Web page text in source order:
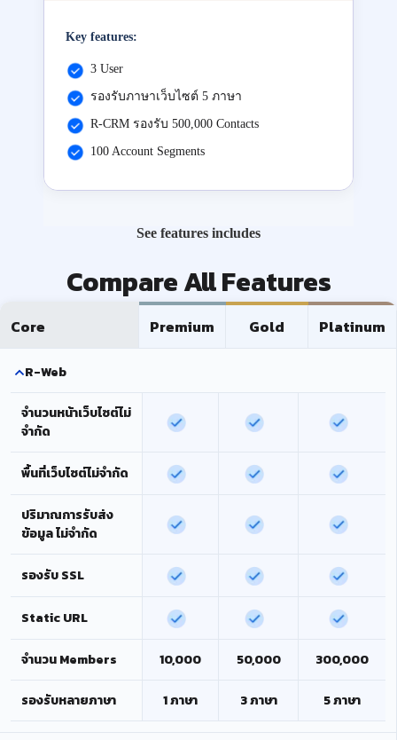
Key features:
3 User
รองรับภาษาเว็บไซต์ 5 ภาษา
R-CRM รองรับ 500,000 Contacts
100 Account Segments
See features includes
Compare All Features
Core Premium Gold Platinum
R-Web
จำนวนหน้าเว็บไซต์ไม่
จำกัด
พื้นที่เว็บไซต์ไม่จำกัด
ปริมาณการรับส่ง
ข้อมูล ไม่จำกัด
รองรับ SSL
Static URL
จำนวน Members 10,000 50,000 300,000
รองรับหลายภาษา 1 ภาษา 3 ภาษา 5 ภาษา